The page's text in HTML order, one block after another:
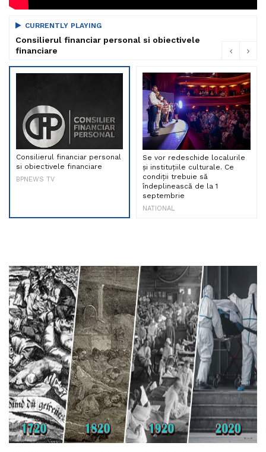
CURRENTLY PLAYING
Consilierul financiar personal si obiectivele
financiare
Consilierul financiar personal
si obiectivele financiare
BPNEWS TV
Se vor redeschide localurile
și instituțiile culturale. Ce
condiții trebuie să
îndeplinească de la 1
septembrie
NATIONAL